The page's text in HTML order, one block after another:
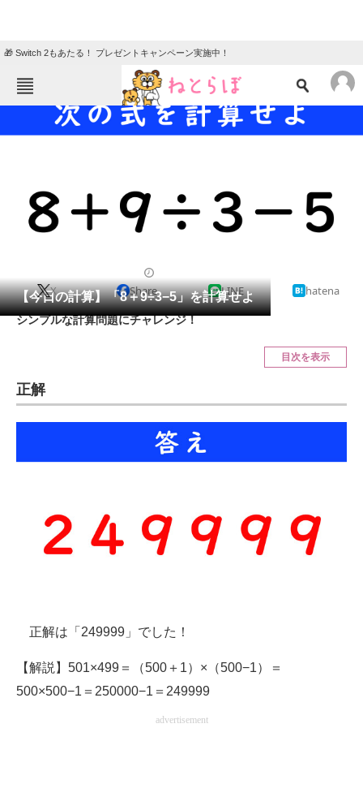
🎁 Switch 2もあたる！ プレゼントキャンペーン実施中！
ねとらぼメニュー
TOP ニュース
グルメ 地域
住まい 教育・育児
会員記事
ITの今と未来を見通す
スマホと通信の最新トレンド
ビジネスと働き方のヒント
経営リーダーのコミュニティ
マーケ×ITの今がよく分かる
【今日の計算】「8＋9÷3−5」を計算せよ
X Share LINE hatena
シンプルな計算問題にチャレンジ！
目次を表示
正解
正解は「249999」でした！
【解説】501×499＝（500＋1）×（500−1）＝
500×500−1＝250000−1＝249999
advertisement